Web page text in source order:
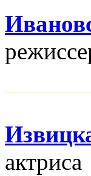
актриса